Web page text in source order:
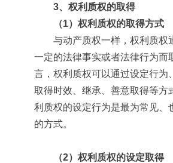
3、权利质权的取得
（1）权利质权的取得方式
与动产质权一样，权利质权
一定的法律事实或者法律行为而
言，权利质权可以通过设定行为
取得时效、继承、善意取得等方
利质权的设定行为是最为常见、
的方式。
（2）权利质权的设定取得